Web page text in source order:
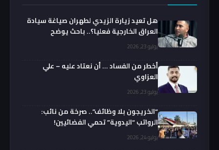
هل تعيد زيارة الزيدي لطهران صياغة سيادة
العراق الخارجية فعليا؟.. باحث يوضح
يوليو 23, 2026
أخطر من الفساد … أن نعتاد عليه – علي
العزاوي
يوليو 23, 2026
“الخريجون بلا وظائف”.. صرخة من نائب:
الرواتب “اليدوية” تحمي الفضائيين!
يوليو 24, 2026